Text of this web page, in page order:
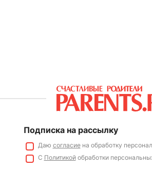
Подписка на рассылку
Даю согласиена обработку
С Политикойобработки